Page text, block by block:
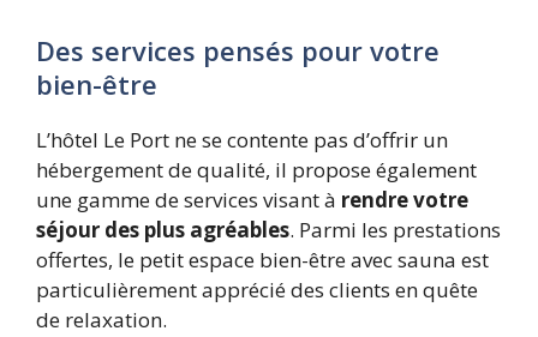
Des services pensés pour votre
bien-être
L’hôtel Le Port ne se contente pas d’offrir un
hébergement de qualité, il propose également
une gamme de services visant à rendre votre
séjour des plus agréables. Parmi les prestations
offertes, le petit espace bien-être avec sauna est
particulièrement apprécié des clients en quête
de relaxation.